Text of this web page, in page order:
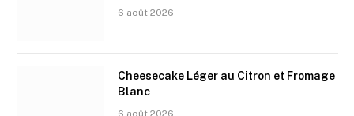
6 août 2026
Cheesecake Léger au Citron et Fromage
Blanc
6 août 2026